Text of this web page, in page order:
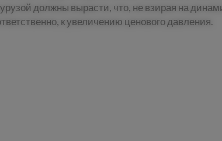
должны вырасти, что, не взирая на
к увеличению ценового давления.